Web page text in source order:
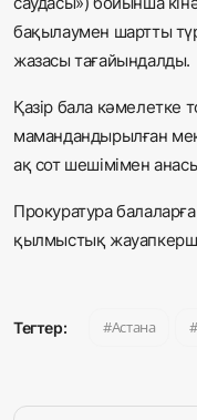
бақылаумен шартты
жазасы тағайындалды.
Қазір бала кәмелетке
мамандандырылған
ақ сот шешімімен
Прокуратура
қылмыстық
Тегтер: Астана